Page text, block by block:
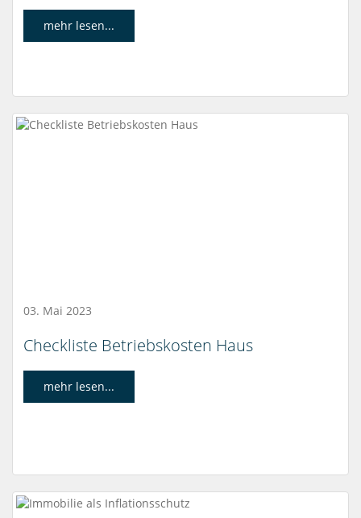
mehr lesen...
03. Mai 2023
Checkliste Betriebskosten Haus
mehr lesen...